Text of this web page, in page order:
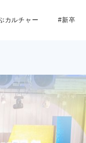
カルチャー #新卒